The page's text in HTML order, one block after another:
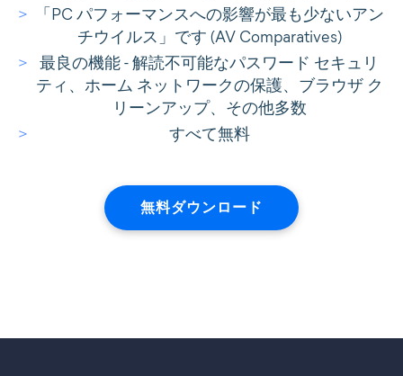
「PC パフォーマンスへの影響が最も少ないアン
チウイルス」です (AV Comparatives)
最良の機能 - 解読不可能なパスワード セキュリ
ティ、ホーム ネットワークの保護、ブラウザ ク
リーンアップ、その他多数
すべて無料
無料ダウンロード